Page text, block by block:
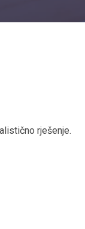
rješenje.